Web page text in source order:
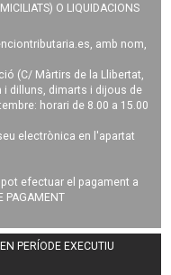
O LIQUIDACIONS
, amb nom,
(C/ Màrtirs de la Llibertat,
i dilluns, dimarts i dijous de
horari de 8.00 a 15.00
electrònica en l'apartat
efectuar el pagament a
PAGAMENT
PERÍODE EXECUTIU